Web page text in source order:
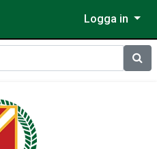
Logga in
Sök